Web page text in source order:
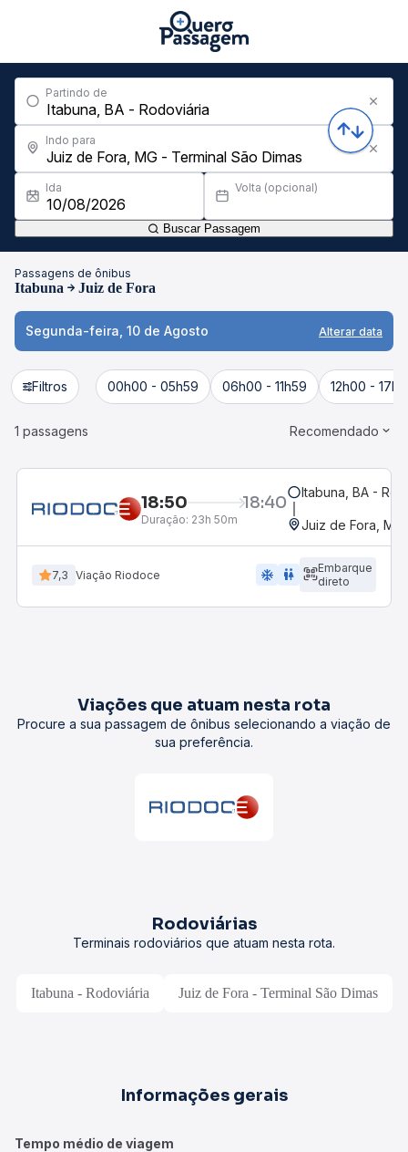
Partindo de
Indo para
Ida Volta (opcional)
Buscar Passagem
Passagens de ônibus
Itabuna Juiz de Fora
Segunda-feira, 10 de Agosto Alterar data
Filtros 00h00 - 05h59 06h00 - 11h59 12h00 -
1 passagens Recomendado
18:50 18:40
Duração: 23h 50m
Itabuna, BA -
Juiz de Fora, MG
7,3 Viação Riodoce ac_unit wc
Embarque
direto
Viações que atuam nesta rota
Procure a sua passagem de ônibus selecionando a viação de
sua preferência.
Rodoviárias
Terminais rodoviários que atuam nesta rota.
Itabuna - Rodoviária Juiz de Fora - Terminal São Dimas
Informações gerais
Tempo médio de viagem